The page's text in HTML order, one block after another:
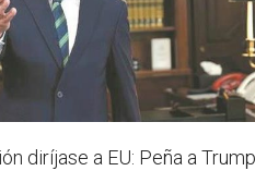
diríjase a EU: Peña a Trump